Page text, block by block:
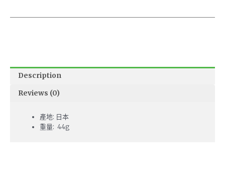
Description
Reviews (0)
產地: 日本
重量: 44g